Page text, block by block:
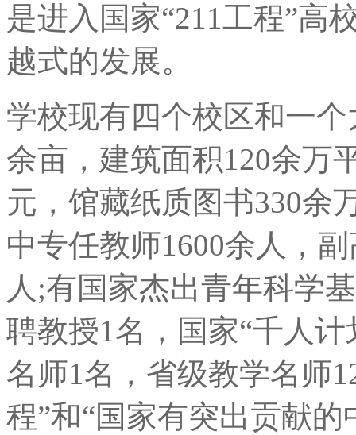
是进入国家“211工程”高
越式的发展。
学校现有四个校区和一
余亩，建筑面积120余万
元，馆藏纸质图书330余
中专任教师1600余人，
人;有国家杰出青年科学
聘教授1名，国家“千人
名师1名，省级教学名师
程”和“国家有突出贡献